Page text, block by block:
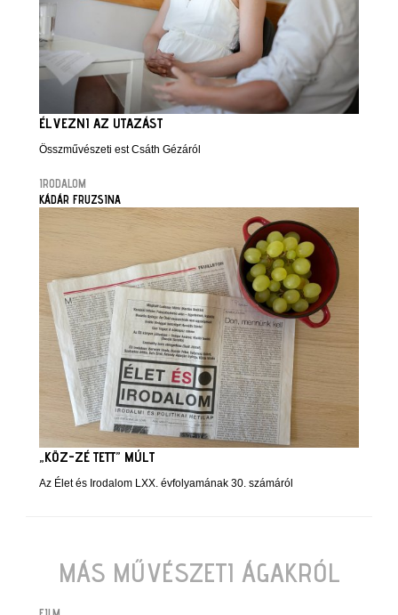
ÉLVEZNI AZ UTAZÁST
Összművészeti est Csáth Gézáról
IRODALOM
KÁDÁR FRUZSINA
„KÖZ-ZÉ TETT” MÚLT
Az Élet és Irodalom LXX. évfolyamának 30. számáról
MÁS MŰVÉSZETI ÁGAKRÓL